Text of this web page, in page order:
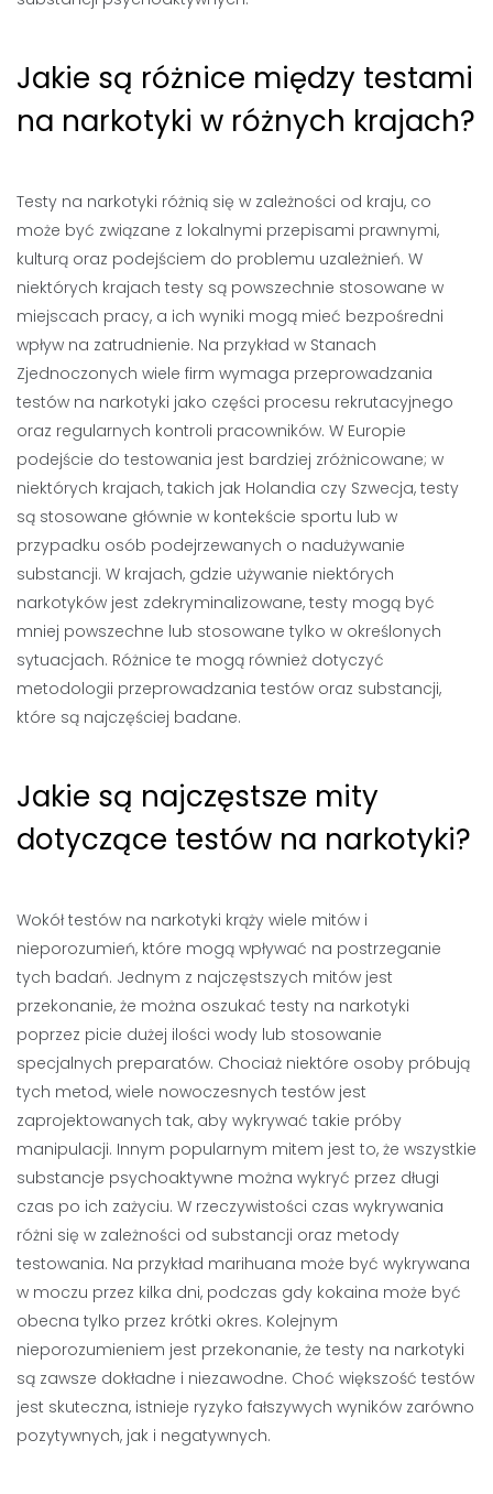
Jakie są różnice między testami
na narkotyki w różnych krajach?
Testy na narkotyki różnią się w zależności od kraju, co
może być związane z lokalnymi przepisami prawnymi,
kulturą oraz podejściem do problemu uzależnień. W
niektórych krajach testy są powszechnie stosowane w
miejscach pracy, a ich wyniki mogą mieć bezpośredni
wpływ na zatrudnienie. Na przykład w Stanach
Zjednoczonych wiele firm wymaga przeprowadzania
testów na narkotyki jako części procesu rekrutacyjnego
oraz regularnych kontroli pracowników. W Europie
podejście do testowania jest bardziej zróżnicowane; w
niektórych krajach, takich jak Holandia czy Szwecja, testy
są stosowane głównie w kontekście sportu lub w
przypadku osób podejrzewanych o nadużywanie
substancji. W krajach, gdzie używanie niektórych
narkotyków jest zdekryminalizowane, testy mogą być
mniej powszechne lub stosowane tylko w określonych
sytuacjach. Różnice te mogą również dotyczyć
metodologii przeprowadzania testów oraz substancji,
które są najczęściej badane.
Jakie są najczęstsze mity
dotyczące testów na narkotyki?
Wokół testów na narkotyki krąży wiele mitów i
nieporozumień, które mogą wpływać na postrzeganie
tych badań. Jednym z najczęstszych mitów jest
przekonanie, że można oszukać testy na narkotyki
poprzez picie dużej ilości wody lub stosowanie
specjalnych preparatów. Chociaż niektóre osoby próbują
tych metod, wiele nowoczesnych testów jest
zaprojektowanych tak, aby wykrywać takie próby
manipulacji. Innym popularnym mitem jest to, że wszystkie
substancje psychoaktywne można wykryć przez długi
czas po ich zażyciu. W rzeczywistości czas wykrywania
różni się w zależności od substancji oraz metody
testowania. Na przykład marihuana może być wykrywana
w moczu przez kilka dni, podczas gdy kokaina może być
obecna tylko przez krótki okres. Kolejnym
nieporozumieniem jest przekonanie, że testy na narkotyki
są zawsze dokładne i niezawodne. Choć większość testów
jest skuteczna, istnieje ryzyko fałszywych wyników zarówno
pozytywnych, jak i negatywnych.